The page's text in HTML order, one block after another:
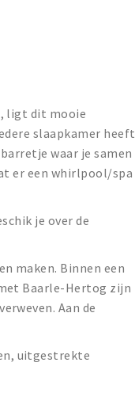
ligt dit mooie
slaapkamer heeft
waar je samen
er een whirlpool/spa
je over de
maken. Binnen een
Baarle-Hertog zijn
Aan de
uitgestrekte